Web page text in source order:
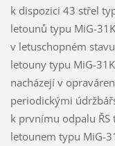
k dispozici 43 střel
letounů typu MiG-
v letuschopném
letouny typu MiG-
nacházejí v
periodickými
k prvnímu odpalu ŘS
letounem typu MiG-